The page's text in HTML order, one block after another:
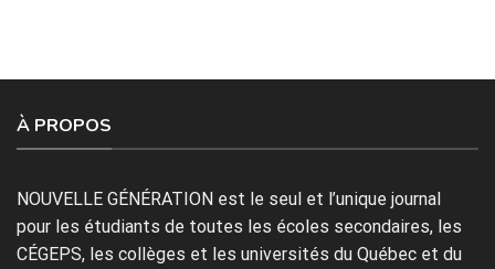
À PROPOS
NOUVELLE GÉNÉRATION est le seul et l’unique journal
pour les étudiants de toutes les écoles secondaires, les
CÉGEPS, les collèges et les universités du Québec et du